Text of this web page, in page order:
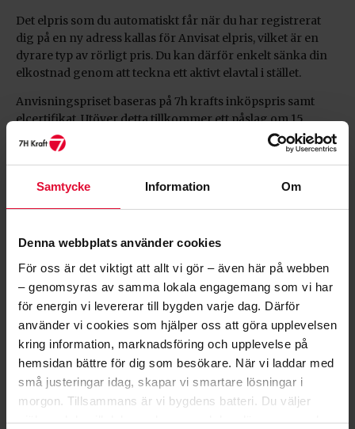
Samtycke Information Om
Denna webbplats använder cookies
För oss är det viktigt att allt vi gör – även här på webben
– genomsyras av samma lokala engagemang som vi har
för energin vi levererar till bygden varje dag. Därför
använder vi cookies som hjälper oss att göra upplevelsen
kring information, marknadsföring och upplevelse på
hemsidan bättre för dig som besökare. När vi laddar med
små justeringar idag, skapar vi smartare lösningar i
morgon. Tillsammans är vi bygdens batteri. Du väljer
själv vad du vill dela med oss – och kan läsa mer om hur
Det elpris som du automatiskt får när du har registrerat
dig på en ny adress kallas för Anvisat elpris, vilket är en
dyrare typ av rörligt pris. Du kan därför enkelt sänka din
elkostnad genom att teckna ett aktivt elavtal i stället.
Anvisningspriset baseras på 7h krafts inköpspris samt
elcertifikat. Utöver detta tillkommer ett påslag om 15
öre/kWh (18,75 öre/kWh inklusive moms). Därutöver
tillkommer en årsavgift på 360 kr (450 kr inklusive moms).
TECKNA RÖRLIGT PRIS OCH SÄNK
anvisningsprisets 15 öre, vilket gör att du sänker din
kostnad med 12,8 öre/kWh (16 öre/kWh inklusive moms)
om du tecknar ett rörligt pris i stället för anvisningspris!
MER INFORMATION OCH TECKNA
ELAVTAL
Teckna elavtal här